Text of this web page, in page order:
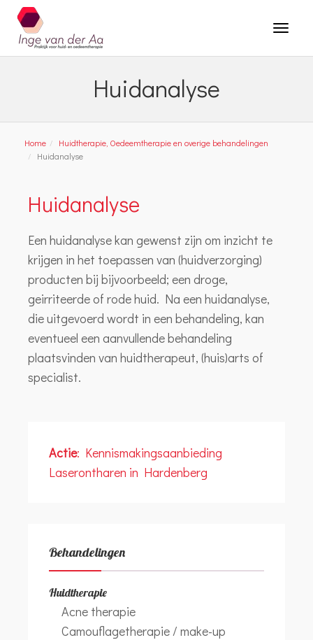
Huidanalyse
Home
Huidtherapie, Oedeemtherapie en overige behandelingen
Huidanalyse
Huidanalyse
Een huidanalyse kan gewenst zijn om inzicht te
krijgen in het toepassen van (huidverzorging)
producten bij bijvoorbeeld; een droge,
geirriteerde of rode huid. Na een huidanalyse,
die uitgevoerd wordt in een behandeling, kan
eventueel een aanvullende behandeling
plaatsvinden van huidtherapeut, (huis)arts of
specialist.
Actie: Kennismakingsaanbieding
Laserontharen in Hardenberg
Behandelingen
Huidtherapie
Acne therapie
Camouflagetherapie / make-up